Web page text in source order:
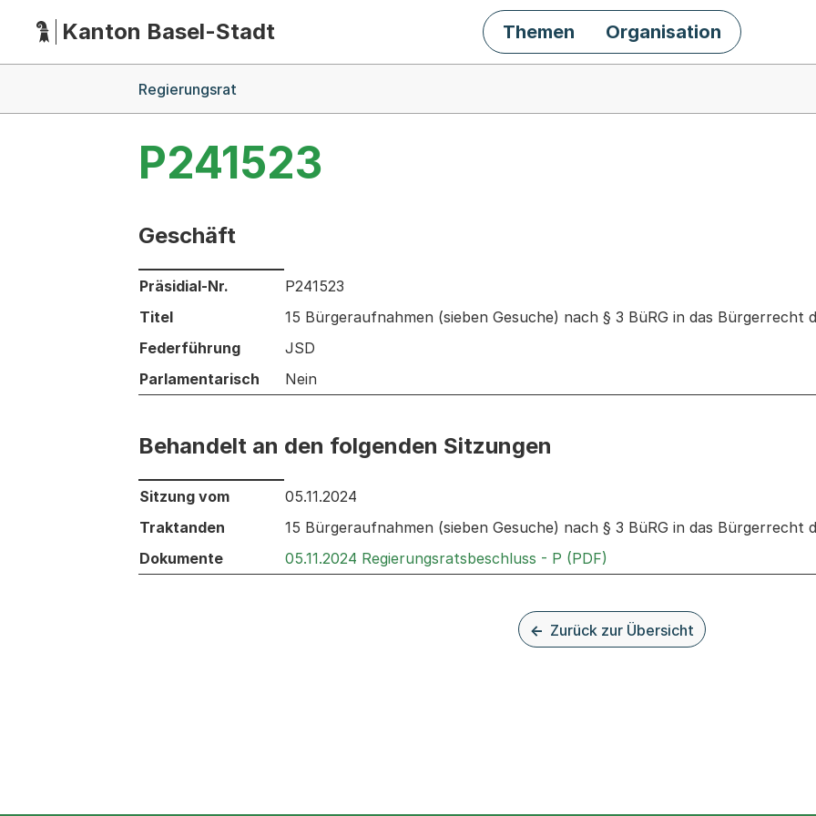
HauptnavigationKanton Basel-Stadt Themen Organisation
Regierungsrat
P241523
Geschäft
Informationen zum Ausgewählten Geschäft
Präsidial-Nr.
P241523
Titel
15 Bürgeraufnahmen (sieben Gesuche) nach § 3 BüRG in das Bürgerrecht
Federführung
JSD
Parlamentarisch
Nein
Behandelt an den folgenden Sitzungen
Behandelt an den folgenden Sitzungen: Informationen zu den Sitzungen zum Geschäft
Sitzung vom
05.11.2024
Traktanden
15 Bürgeraufnahmen (sieben Gesuche) nach § 3 BüRG in das Bürgerrecht
Dokumente
05.11.2024 Regierungsratsbeschluss - P (PDF)
Zurück zur Übersicht